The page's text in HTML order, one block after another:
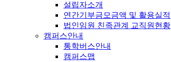
설립자소개
연간기부금모금액 및 활용실적
법인임원 친족관계 교직원현황
캠퍼스안내
통학버스안내
캠퍼스맵